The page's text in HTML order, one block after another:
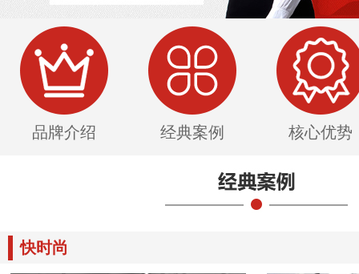
品牌介绍 经典案例 核心优势
快时尚